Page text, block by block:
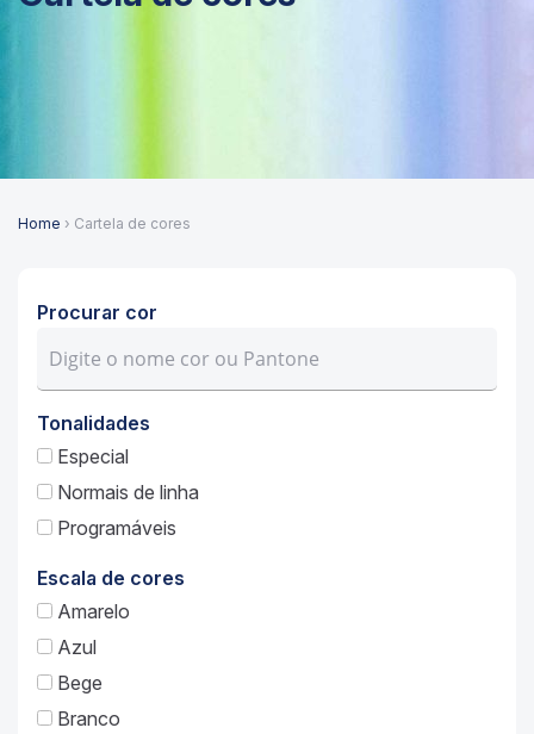
Home › Cartela de cores
Procurar cor
Tonalidades
Especial
Normais de linha
Programáveis
Escala de cores
Amarelo
Azul
Bege
Branco